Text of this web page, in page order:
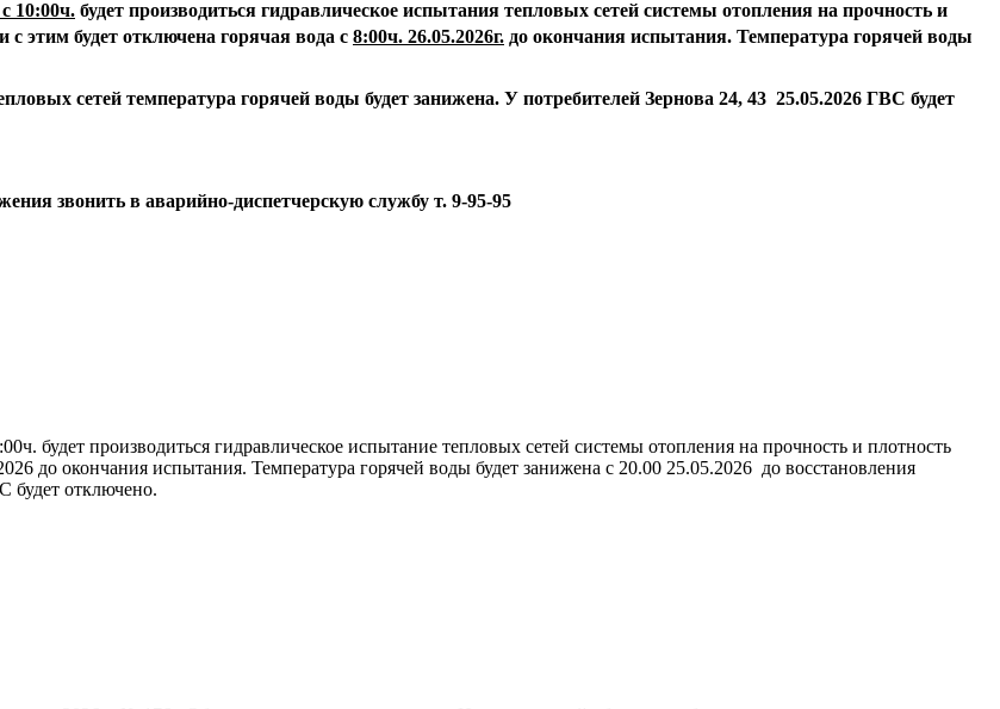
10:00ч. будет производиться гидравлическое испытания тепловых сетей системы отопления на прочность и
с этим будет отключена горячая вода с 8:00ч. 26.05.2026г. до окончания испытания. Температура горячей воды
сетей температура горячей воды будет занижена. У потребителей Зернова 24, 43 25.05.2026 ГВС будет
звонить в аварийно-диспетчерскую службу т. 9-95-95
будет производиться гидравлическое испытание тепловых сетей системы отопления на прочность и плотность
до окончания испытания. Температура горячей воды будет занижена с 20.00 25.05.2026 до восстановления
будет отключено.